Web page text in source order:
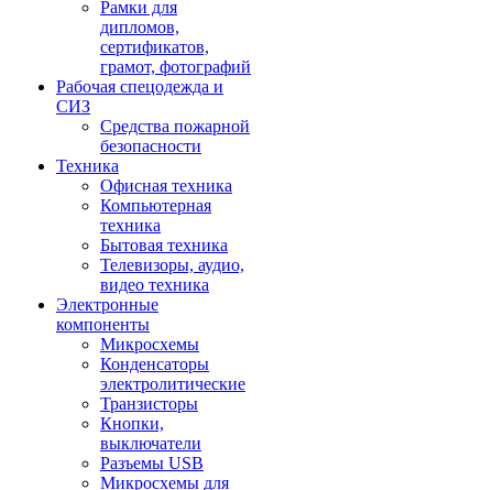
Рамки для
дипломов,
сертификатов,
грамот, фотографий
Рабочая спецодежда и
СИЗ
Средства пожарной
безопасности
Техника
Офисная техника
Компьютерная
техника
Бытовая техника
Телевизоры, аудио,
видео техника
Электронные
компоненты
Микросхемы
Конденсаторы
электролитические
Транзисторы
Кнопки,
выключатели
Разъемы USB
Микросхемы для